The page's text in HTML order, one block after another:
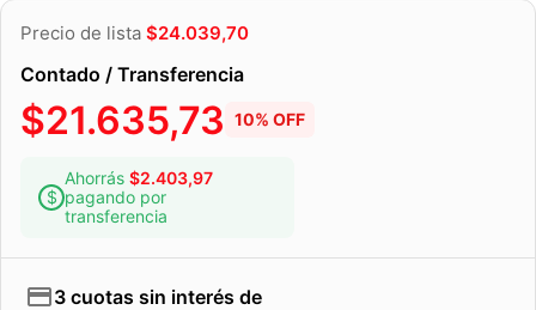
Precio de lista $24.039,70
Contado / Transferencia
$21.635,73 10% OFF
Ahorrás $2.403,97
pagando por
transferencia
3 cuotas sin interés de